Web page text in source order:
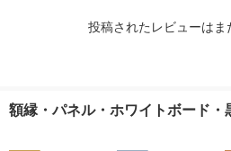
投稿されたレビューはま
額縁・パネル・ホワイトボード・